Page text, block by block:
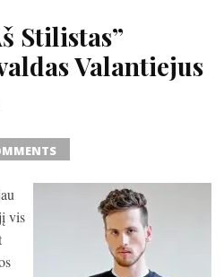
Stilistas”
Valantiejus
vis